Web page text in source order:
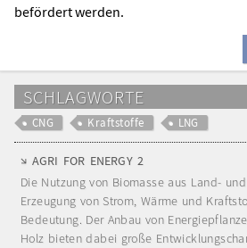
befördert werden.
SCHLAGWORTE
CNG Kraftstoffe LNG
AGRI FOR ENERGY 2
Die Nutzung von Biomasse aus Land-
Erzeugung von Strom, Wärme und
Bedeutung. Der Anbau von
Holz bieten dabei große